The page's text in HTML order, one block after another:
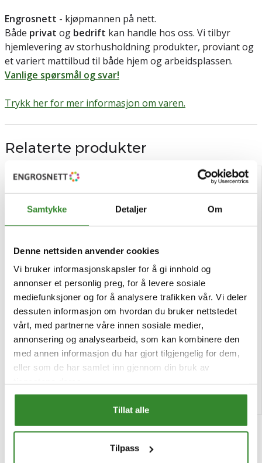
Samtykke Detaljer Om
Denne nettsiden anvender cookies
Vi bruker informasjonskapsler for å gi innhold og
annonser et personlig preg, for å levere sosiale
mediefunksjoner og for å analysere trafikken vår. Vi deler
dessuten informasjon om hvordan du bruker nettstedet
vårt, med partnerne våre innen sosiale medier,
annonsering og analysearbeid, som kan kombinere den
med annen informasjon du har gjort tilgjengelig for dem,
eller som de har samlet inn gjennom din bruk av
Tillat alle
Tilpass
Engrosnett - kjøpmannen på nett.
Både privat og bedrift kan handle hos oss. Vi tilbyr
hjemlevering av storhusholdning produkter, proviant og
et variert mattilbud til både hjem og arbeidsplassen.
Vanlige spørsmål og svar!
Trykk her for mer informasjon om varen.
Relaterte produkter
GLUTENFRITT
Potetmel 500g
Pris
kr 49,16 /pk
Tilgjengelig
Caputo hvetemel tipo 00
nuvola 1kg
Pris
kr 78,99 /stk
Bestillingsvare